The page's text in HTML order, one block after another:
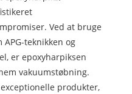
Ved at bruge
teknikken og
er epoxyharpiksen
vakuumstøbning.
produkter,